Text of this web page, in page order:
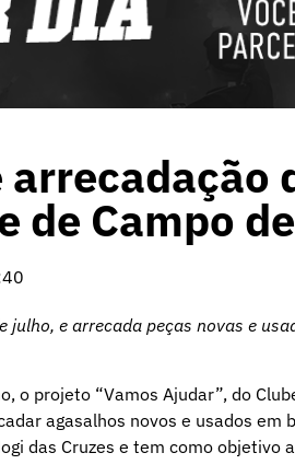
arrecadação
de Campo
julho, e arrecada peças novas e
o projeto “Vamos Ajudar”, do
agasalhos novos e usados em
das Cruzes e tem como